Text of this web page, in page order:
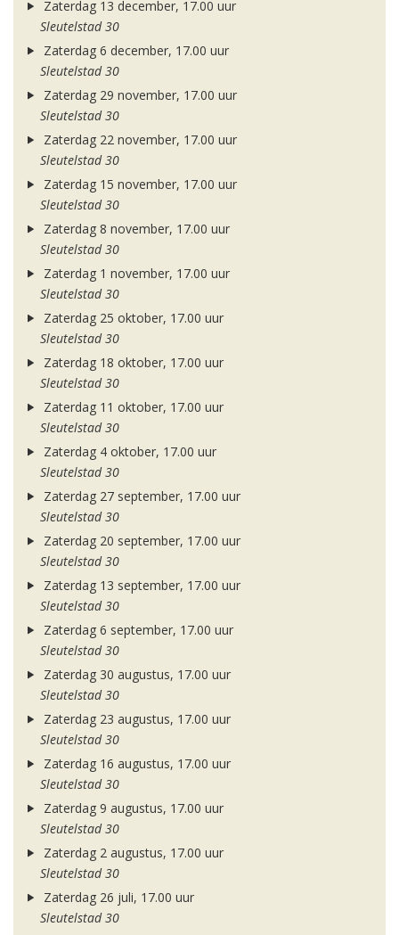
Zaterdag 13 december, 17.00 uur
Sleutelstad 30
Zaterdag 6 december, 17.00 uur
Sleutelstad 30
Zaterdag 29 november, 17.00 uur
Sleutelstad 30
Zaterdag 22 november, 17.00 uur
Sleutelstad 30
Zaterdag 15 november, 17.00 uur
Sleutelstad 30
Zaterdag 8 november, 17.00 uur
Sleutelstad 30
Zaterdag 1 november, 17.00 uur
Sleutelstad 30
Zaterdag 25 oktober, 17.00 uur
Sleutelstad 30
Zaterdag 18 oktober, 17.00 uur
Sleutelstad 30
Zaterdag 11 oktober, 17.00 uur
Sleutelstad 30
Zaterdag 4 oktober, 17.00 uur
Sleutelstad 30
Zaterdag 27 september, 17.00 uur
Sleutelstad 30
Zaterdag 20 september, 17.00 uur
Sleutelstad 30
Zaterdag 13 september, 17.00 uur
Sleutelstad 30
Zaterdag 6 september, 17.00 uur
Sleutelstad 30
Zaterdag 30 augustus, 17.00 uur
Sleutelstad 30
Zaterdag 23 augustus, 17.00 uur
Sleutelstad 30
Zaterdag 16 augustus, 17.00 uur
Sleutelstad 30
Zaterdag 9 augustus, 17.00 uur
Sleutelstad 30
Zaterdag 2 augustus, 17.00 uur
Sleutelstad 30
Zaterdag 26 juli, 17.00 uur
Sleutelstad 30